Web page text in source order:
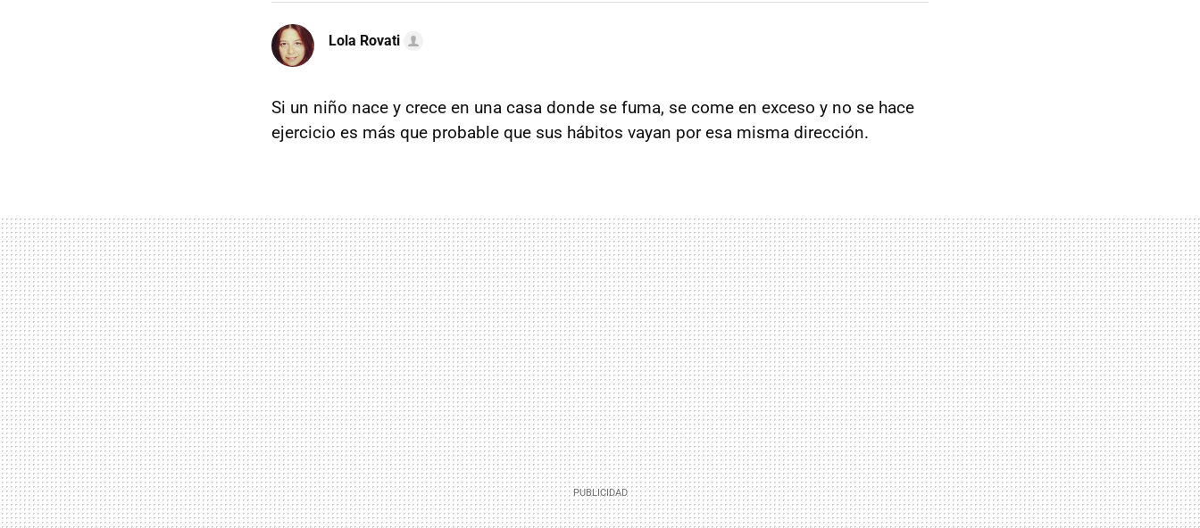
Lola Rovati
Si un niño nace y crece en una casa donde se fuma, se come en exceso y no se hace
ejercicio es más que probable que sus hábitos vayan por esa misma dirección.